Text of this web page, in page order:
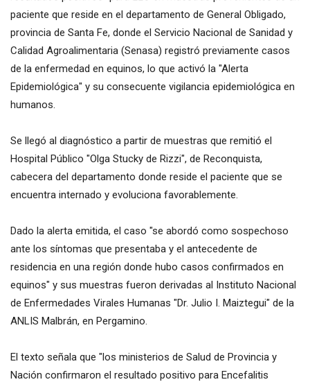
paciente que reside en el departamento de General Obligado,
provincia de Santa Fe, donde el Servicio Nacional de Sanidad y
Calidad Agroalimentaria (Senasa) registró previamente casos
de la enfermedad en equinos, lo que activó la "Alerta
Epidemiológica" y su consecuente vigilancia epidemiológica en
humanos.
Se llegó al diagnóstico a partir de muestras que remitió el
Hospital Público "Olga Stucky de Rizzi", de Reconquista,
cabecera del departamento donde reside el paciente que se
encuentra internado y evoluciona favorablemente.
Dado la alerta emitida, el caso "se abordó como sospechoso
ante los síntomas que presentaba y el antecedente de
residencia en una región donde hubo casos confirmados en
equinos" y sus muestras fueron derivadas al Instituto Nacional
de Enfermedades Virales Humanas "Dr. Julio I. Maiztegui" de la
ANLIS Malbrán, en Pergamino.
El texto señala que "los ministerios de Salud de Provincia y
Nación confirmaron el resultado positivo para Encefalitis